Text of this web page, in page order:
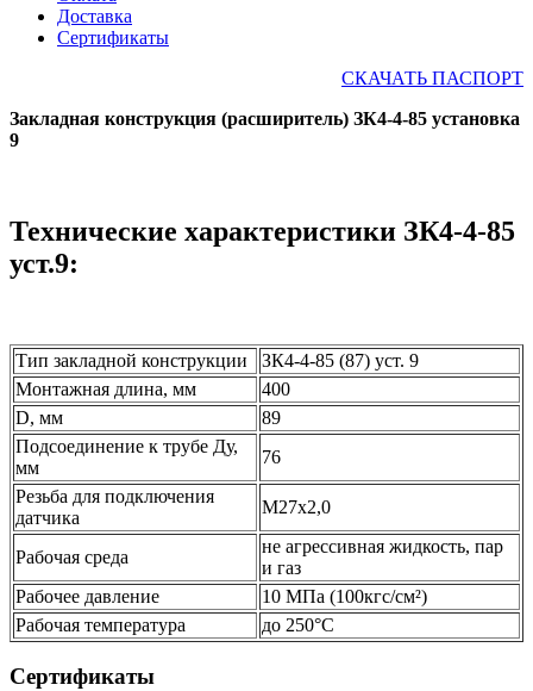
Доставка
Сертификаты
СКАЧАТЬ ПАСПОРТ
Закладная конструкция (расширитель) ЗК4-4-85 установка
9
Технические характеристики ЗК4-4-85
уст.9:
Тип закладной конструкции
ЗК4-4-85 (87) уст. 9
Монтажная длина, мм
400
D, мм
89
Подсоединение к трубе Ду,
мм
76
Резьба для подключения
датчика
М27х2,0
Рабочая среда
не агрессивная жидкость, пар
и газ
Рабочее давление
10 МПа (100кгс/см²)
Рабочая температура
до 250°С
Сертификаты